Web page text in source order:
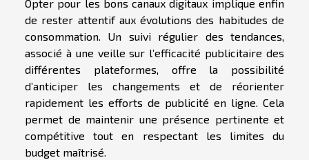
Opter pour les bons canaux digitaux implique enfin
de rester attentif aux évolutions des habitudes de
consommation. Un suivi régulier des tendances,
associé à une veille sur l’efficacité publicitaire des
différentes plateformes, offre la possibilité
d’anticiper les changements et de réorienter
rapidement les efforts de publicité en ligne. Cela
permet de maintenir une présence pertinente et
compétitive tout en respectant les limites du
budget maîtrisé.